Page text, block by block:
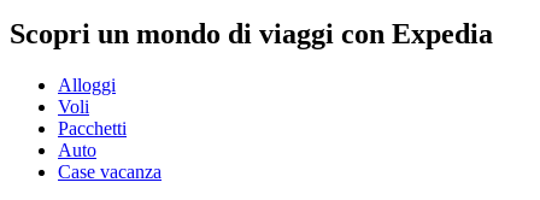
Scopri un mondo di viaggi con Expedia
Alloggi
Voli
Pacchetti
Auto
Case vacanza